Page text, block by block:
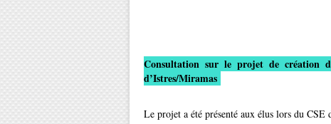
Consultation sur le projet de création
d’Istres/Miramas
Le projet a été présenté aux élus lors du